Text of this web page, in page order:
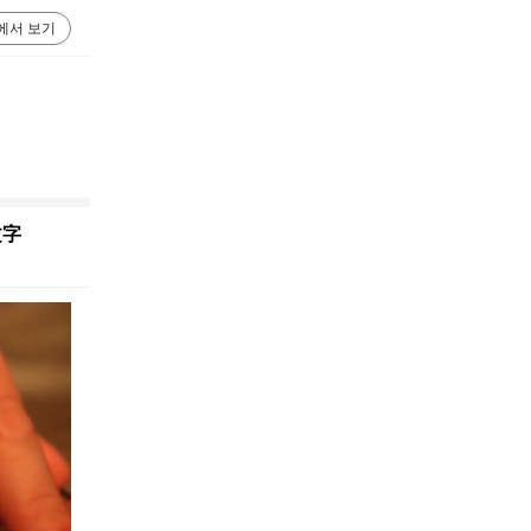
서 보기